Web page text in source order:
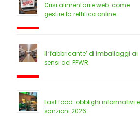
Crisi alimentari e web: come
gestire la rettifica online
Il ‘fabbricante’ di imballaggi ai
sensi del PPWR
Fast food: obblighi informativi e
sanzioni 2026